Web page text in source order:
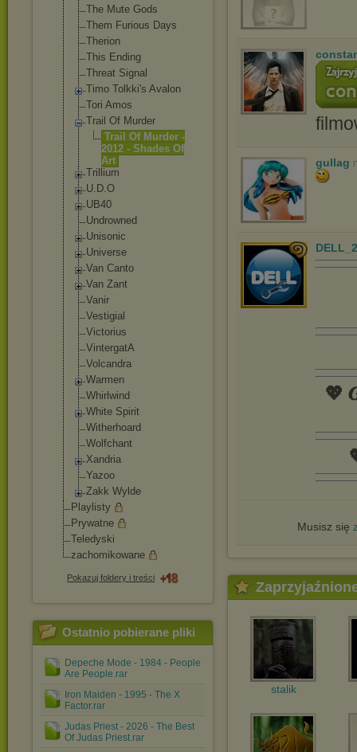
The Mute Gods
Them Furious Days
Therion
This Ending
Threat Signal
Timo Tolkki's Avalon
Tori Amos
Trail Of Murder
Trail Of Murder -
2012 - Shades Of
Art
Trillium
U.D.O
UB40
Undrowned
Unisonic
Universe
Van Canto
Van Zant
Vanir
Vestigial
Victorius
VintergatA
Volcandra
Warmen
Whirlwind
White Spirit
Witherhoard
Wolfchant
Xandria
Yazoo
Zakk Wylde
Playlisty
Prywatne
Teledyski
zachomikowane
Pokazuj foldery i treści
Ostatnio pobierane pliki
Depeche Mode - 1984 - People
Are People.rar
Iron Maiden - 1995 - The X
Factor.rar
Judas Priest - 2026 - The Best
Of Judas Priest.rar
gullag
💖
Musisz się
stalik